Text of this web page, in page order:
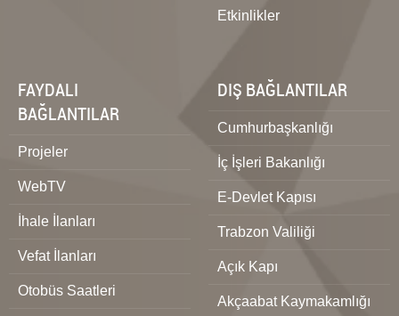
Etkinlikler
FAYDALI
BAĞLANTILAR
Projeler
WebTV
İhale İlanları
Vefat İlanları
Otobüs Saatleri
DIŞ BAĞLANTILAR
Cumhurbaşkanlığı
İç İşleri Bakanlığı
E-Devlet Kapısı
Trabzon Valiliği
Açık Kapı
Akçaabat Kaymakamlığı